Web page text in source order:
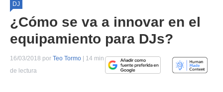
DJ
¿Cómo se va a innovar en el
equipamiento para DJs?
16/03/2018 por Teo Tormo | 14 min
de lectura